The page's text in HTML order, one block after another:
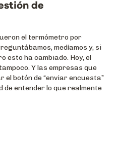
de
el termómetro por
medíamos y, si
esto ha cambiado. Hoy, el
Y las empresas que
el botón de “enviar encuesta”
entender lo que realmente